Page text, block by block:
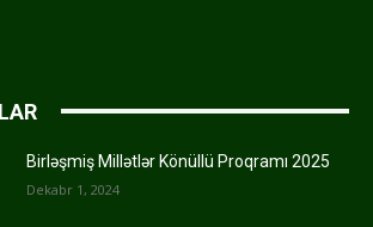
Birləşmiş Millətlər Könüllü Proqramı 2025
Dekabr 1, 2024